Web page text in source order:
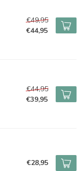
€49,95
€44,95
€44,95
€39,95
€28,95